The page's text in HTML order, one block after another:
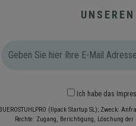
Ich habe das
(Ilpack Startup SL); Zweck:
Rechte: Zugang, Berichtigung, Löschung